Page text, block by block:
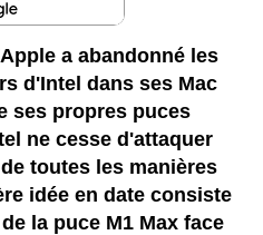
a abandonné les
d'Intel dans ses Mac
ses propres puces
ne cesse d'attaquer
toutes les manières
idée en date consiste
la puce M1 Max face